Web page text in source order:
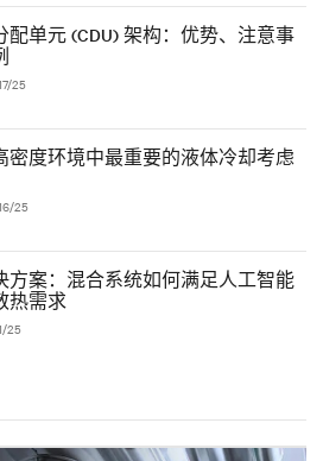
配单元 (CDU) 架构：优势、注意事
25
密度环境中最重要的液体冷却考虑
25
方案：混合系统如何满足人工智能
热需求
25